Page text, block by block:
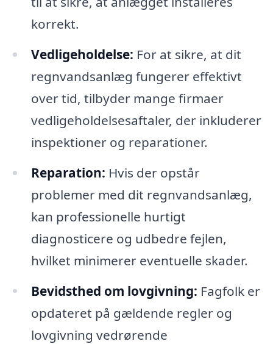
korrekt.
Vedligeholdelse: For at sikre, at dit
regnvandsanlæg fungerer effektivt
over tid, tilbyder mange firmaer
vedligeholdelsesaftaler, der inkluderer
inspektioner og reparationer.
Reparation: Hvis der opstår
problemer med dit regnvandsanlæg,
kan professionelle hurtigt
diagnosticere og udbedre fejlen,
hvilket minimerer eventuelle skader.
Bevidsthed om lovgivning: Fagfolk er
opdateret på gældende regler og
lovgivning vedrørende